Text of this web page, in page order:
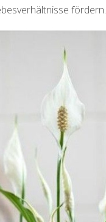
fördern.